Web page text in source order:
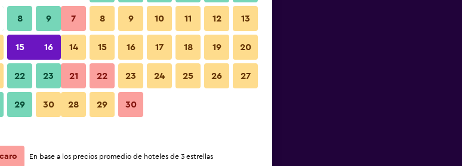
Ver precios
Ver precios
8 9
15 16
22 23
29 30
7 8 9 10 11 12 13
14 15 16 17 18 19 20
21 22 23 24 25 26 27
28 29 30
En base a los precios promedio de hoteles de 3 estrellas